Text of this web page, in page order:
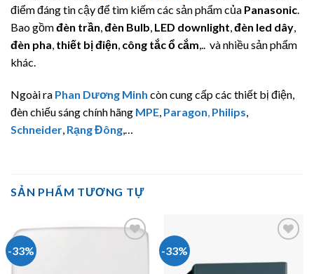
điểm đáng tin cậy để tìm kiếm các sản phẩm của Panasonic.
Bao gồmđèn trần,đèn Bulb, LED downlight,đèn led dây,
đèn pha, thiết bị điện, công tắc ổ cắm,.. và nhiều sản phẩm
khác.
Ngoài ra Phan Dương Minh còn cung cấp các thiết bị điện,
đèn chiếu sáng chính hãng MPE, Paragon, Philips,
Schneider, Rạng Đông,…
SẢN PHẨM TƯƠNG TỰ
-33% -33%